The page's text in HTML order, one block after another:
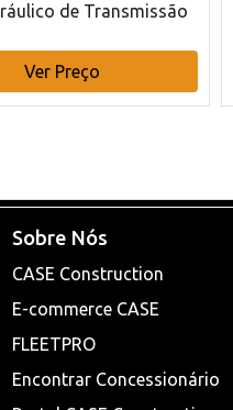
de Transmissão
Ver Preço
Sobre Nós
CASE Construction
E-commerce CASE
FLEETPRO
Encontrar Concessionário